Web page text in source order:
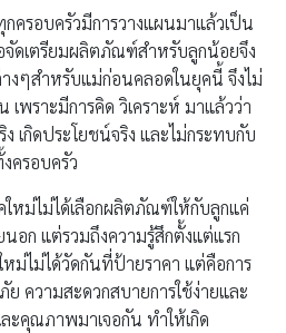
ครอบครัวมีการวางแผนมาแล้วเป็น
จัดเตรียมผลิตภัณฑ์สำหรับลูกน้อยจึง
งๆสำหรับแม่ก่อนคลอดในยุคนี้ จึงไม่
เพราะมีการคิด วิเคราะห์ มาแล้วว่า
เกิดประโยชน์จริง และไม่กระทบกับ
ครอบครัว
ใหม่ไม่ได้เลือกผลิตภัณฑ์ให้กับลูกแค่
อก แต่รวมถึงความรู้สึกตั้งแต่แรก
ม่ไม่ได้วัดกันที่ป้ายราคา แต่คือการ
ความสะดวกสบายการใช้ง่ายและ
ะคุณภาพมาเจอกัน ทำให้เกิด